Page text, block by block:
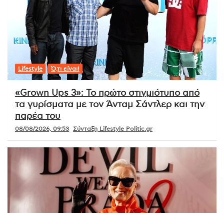
Lifestyle Ό,τι είναι!
«Grown Ups 3»: Το πρώτο στιγμιότυπο από
τα γυρίσματα με τον Άνταμ Σάντλερ και την
παρέα του
08/08/2026, 09:53 Σύνταξη Lifestyle Politic.gr